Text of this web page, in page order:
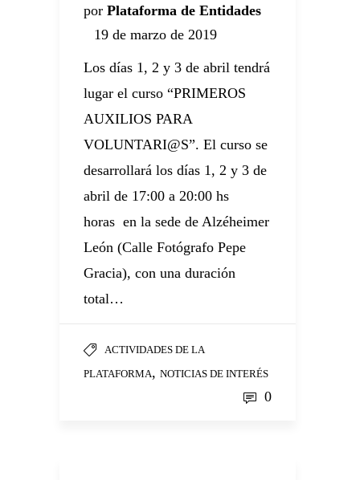
por Plataforma de Entidades
19 de marzo de 2019
Los días 1, 2 y 3 de abril tendrá
lugar el curso “PRIMEROS
AUXILIOS PARA
VOLUNTARI@S”. El curso se
desarrollará los días 1, 2 y 3 de
abril de 17:00 a 20:00 hs
horas en la sede de Alzéheimer
León (Calle Fotógrafo Pepe
Gracia), con una duración
total…
ACTIVIDADES DE LA
PLATAFORMA, NOTICIAS DE INTERÉS
0